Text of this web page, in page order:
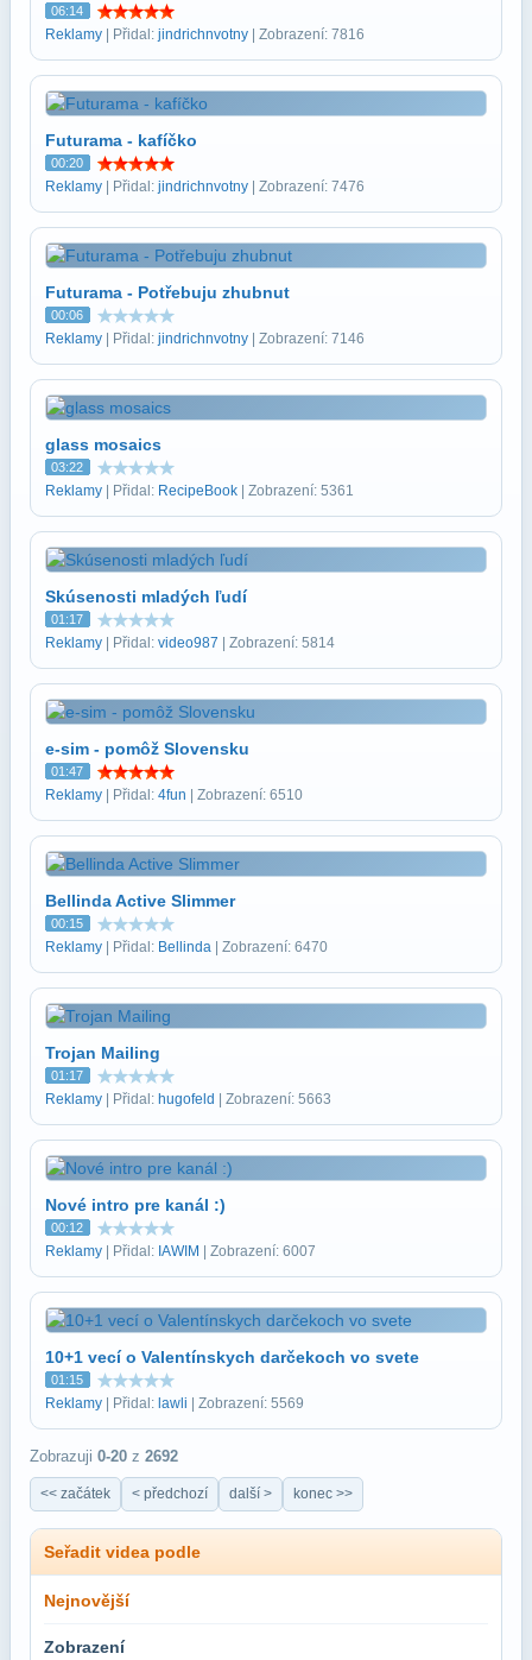
06:14
Reklamy | Přidal: jindrichnvotny | Zobrazení: 7816
Futurama - kafíčko
00:20
Reklamy | Přidal: jindrichnvotny | Zobrazení: 7476
Futurama - Potřebuju zhubnut
00:06
Reklamy | Přidal: jindrichnvotny | Zobrazení: 7146
glass mosaics
03:22
Reklamy | Přidal: RecipeBook | Zobrazení: 5361
Skúsenosti mladých ľudí
01:17
Reklamy | Přidal: video987 | Zobrazení: 5814
e-sim - pomôž Slovensku
01:47
Reklamy | Přidal: 4fun | Zobrazení: 6510
Bellinda Active Slimmer
00:15
Reklamy | Přidal: Bellinda | Zobrazení: 6470
Trojan Mailing
01:17
Reklamy | Přidal: hugofeld | Zobrazení: 5663
Nové intro pre kanál :)
00:12
Reklamy | Přidal: IAWIM | Zobrazení: 6007
10+1 vecí o Valentínskych darčekoch vo svete
01:15
Reklamy | Přidal: lawli | Zobrazení: 5569
Zobrazuji 0-20 z 2692
<< začátek < předchozí další > konec >>
Seřadit videa podle
Nejnovější
Zobrazení